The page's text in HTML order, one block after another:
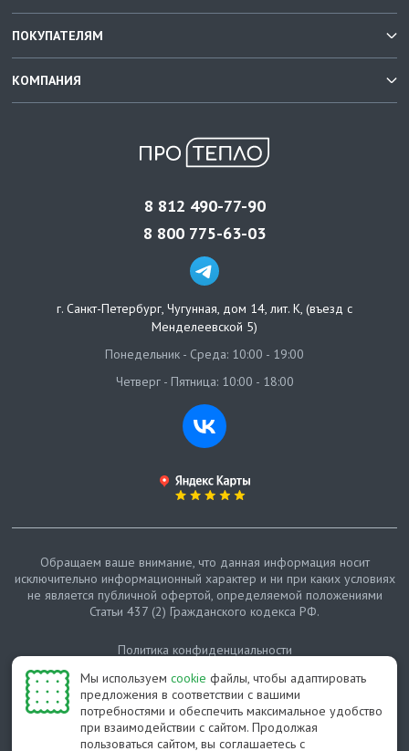
Мы используем cookie файлы, чтобы адаптировать
предложения в соответствии с вашими
потребностями и обеспечить максимальное удобство
при взаимодействии с сайтом. Продолжая
пользоваться сайтом, вы соглашаетесь с
ПОКУПАТЕЛЯМ
КОМПАНИЯ
8 812 490-77-90
8 800 775-63-03
г. Санкт-Петербург, Чугунная, дом 14, лит. К, (въезд с
Менделеевской 5)
Понедельник - Среда: 10:00 - 19:00
Четверг - Пятница: 10:00 - 18:00
© Протепло-СПб, 2011-2026
Обращаем ваше внимание, что данная информация носит
исключительно информационный характер и ни при каких условиях
не является публичной офертой, определяемой положениями
Статьи 437 (2) Гражданского кодекса РФ.
Политика конфиденциальности
Карта сайта